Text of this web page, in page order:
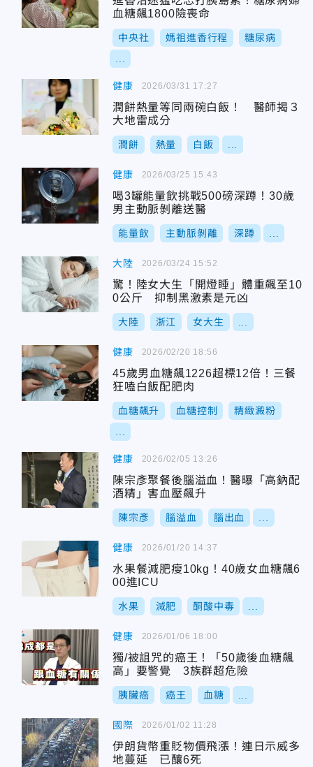
血糖飆1800險喪命
中央社 媽祖進香行程 糖尿病
健康
潤餅熱量等同兩碗白飯！ 醫師揭３
大地雷成分
潤餅 熱量 白飯
2026/03/31 17:27
健康
喝3罐能量飲挑戰500磅深蹲！30歲
男主動脈剝離送醫
能量飲 主動脈剝離 深蹲
2026/03/25 15:43
大陸
驚！陸女大生「開燈睡」體重飆至10
0公斤 抑制黑激素是元凶
大陸 浙江 女大生
2026/03/24 15:52
健康
45歲男血糖飆1226超標12倍！三餐
狂嗑白飯配肥肉
血糖飆升 血糖控制 精緻澱粉
2026/02/20 18:56
健康
陳宗彥聚餐後腦溢血！醫曝「高鈉配
酒精」害血壓飆升
陳宗彥 腦溢血 腦出血
2026/02/05 13:26
健康
水果餐減肥瘦10kg！40歲女血糖飆6
00進ICU
水果 減肥 酮酸中毒
2026/01/20 14:37
健康
獨/被詛咒的癌王！「50歲後血糖飆
高」要警覺 3族群超危險
胰臟癌 癌王 血糖
2026/01/06 18:00
國際
伊朗貨幣重貶物價飛漲！連日示威多
地蔓延 已釀6死
2026/01/02 11:28